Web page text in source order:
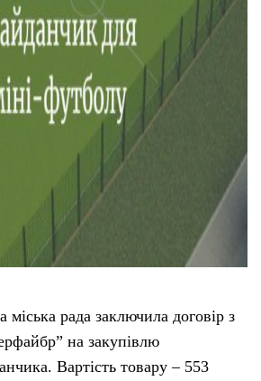
рада заключила договір з
на закупівлю
Вартість товару – 553